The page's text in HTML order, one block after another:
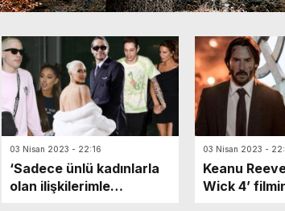
5:48
Hatay Depki Halk Oyunları Ekibi
“Özgür ve ilkeli basın
03 Nisan 2023 - 22:16
‘Sadece ünlü kadınlarla
olan ilişkilerimle
03 Nisan 2023 -
Keanu
Wick 4’